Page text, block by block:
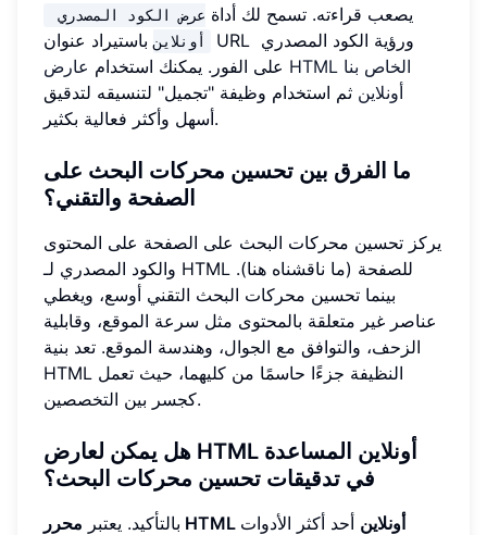
يصعب قراءته. تسمح لك أداة عرض الكود المصدري
أونلاين باستيراد عنوان URL ورؤية الكود المصدري
على الفور. يمكنك استخدام عارض HTML الخاص بنا
أونلاين ثم استخدام وظيفة "تجميل" لتنسيقه لتدقيق
أسهل وأكثر فعالية بكثير.
ما الفرق بين تحسين محركات البحث على
الصفحة والتقني؟
يركز تحسين محركات البحث على الصفحة على المحتوى
والكود المصدري لـ HTML للصفحة (ما ناقشناه هنا).
بينما تحسين محركات البحث التقني أوسع، ويغطي
عناصر غير متعلقة بالمحتوى مثل سرعة الموقع، وقابلية
الزحف، والتوافق مع الجوال، وهندسة الموقع. تعد بنية
HTML النظيفة جزءًا حاسمًا من كليهما، حيث تعمل
كجسر بين التخصصين.
هل يمكن لعارض HTML أونلاين المساعدة
في تدقيقات تحسين محركات البحث؟
بالتأكيد. يعتبر محرر HTML أونلاين أحد أكثر الأدوات